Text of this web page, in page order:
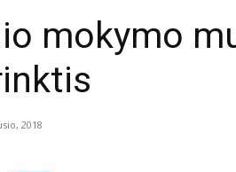
mokymo
2018